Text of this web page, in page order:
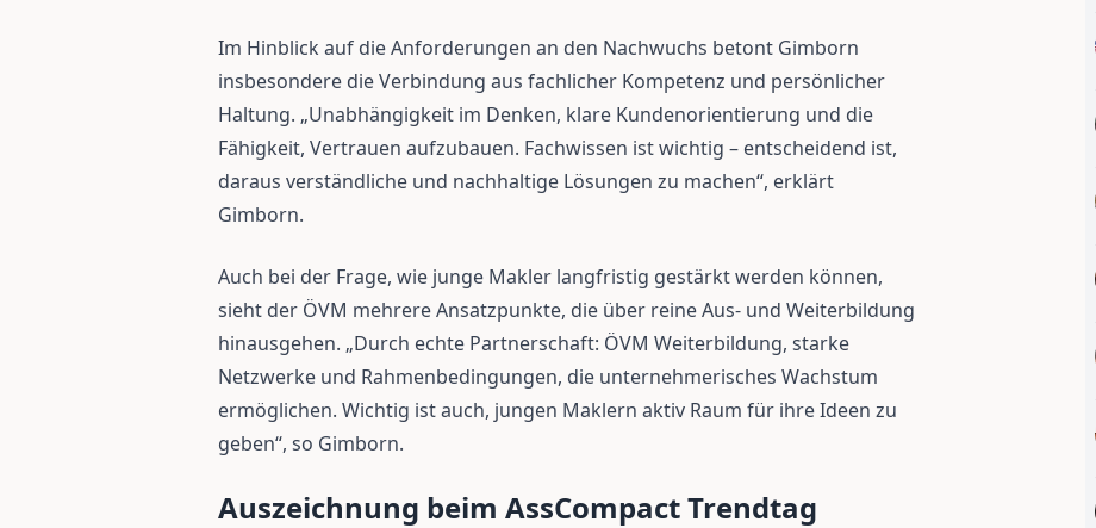
Im Hinblick auf die Anforderungen an den Nachwuchs betont Gimborn
insbesondere die Verbindung aus fachlicher Kompetenz und persönlicher
Haltung. „Unabhängigkeit im Denken, klare Kundenorientierung und die
Fähigkeit, Vertrauen aufzubauen. Fachwissen ist wichtig – entscheidend ist,
daraus verständliche und nachhaltige Lösungen zu machen“, erklärt
Gimborn.
Auch bei der Frage, wie junge Makler langfristig gestärkt werden können,
sieht der ÖVM mehrere Ansatzpunkte, die über reine Aus- und Weiterbildung
hinausgehen. „Durch echte Partnerschaft: ÖVM Weiterbildung, starke
Netzwerke und Rahmenbedingungen, die unternehmerisches Wachstum
ermöglichen. Wichtig ist auch, jungen Maklern aktiv Raum für ihre Ideen zu
geben“, so Gimborn.
Auszeichnung beim AssCompact Trendtag